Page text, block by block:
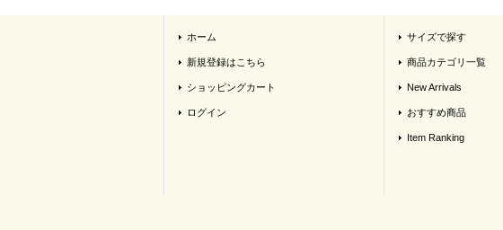
ホーム
新規登録はこちら
ショッピングカート
ログイン
サイズで探す
商品カテゴリ一覧
New Arrivals
おすすめ商品
Item Ranking